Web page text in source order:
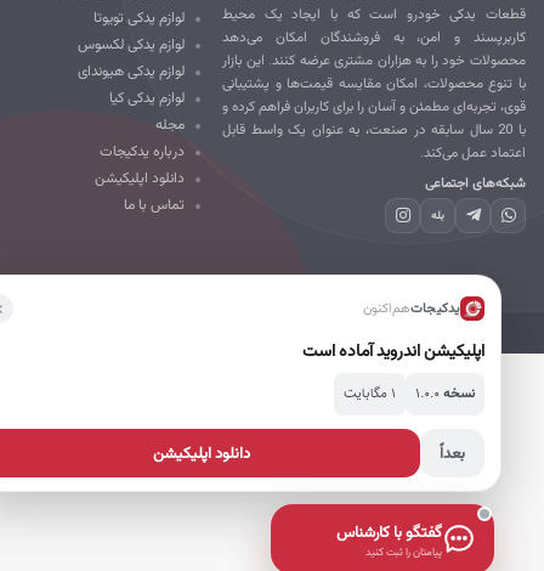
یدکی خودرو است که با ایجاد یک محیط
و امن، به فروشندگان امکان می‌دهد
خود را به هزاران مشتری عرضه کنند. این بازار
تنوع محصولات، امکان مقایسه قیمت‌ها و پشتیبانی
تجربه‌ای مطمئن و آسان را برای کاربران فراهم کرده و
با 20 سال سابقه در صنعت، به عنوان یک واسط قابل
عمل می‌کند.
اجتماعی
بله
لوازم یدکی تویوتا
لوازم یدکی لکسوس
لوازم یدکی هیوندای
لوازم یدکی کیا
مجله
درباره یدکیجات
دانلود اپلیکیشن
تماس با ما
گفتگو با کارشناس
پیامتان را ثبت کنید
یدکیجاتهم‌اکنون
اپلیکیشن اندروید آماده است
نسخه۱.۰.۰ ۱ مگابایت
بعداً دانلود اپلیکیشن